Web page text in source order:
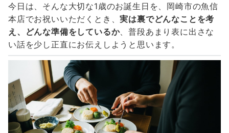
今日は、そんな大切な1歳のお誕生日を、岡崎市の魚信
本店でお祝いいただくとき、実は裏でどんなことを考
え、どんな準備をしているか、普段あまり表に出さな
い話を少し正直にお伝えしようと思います。